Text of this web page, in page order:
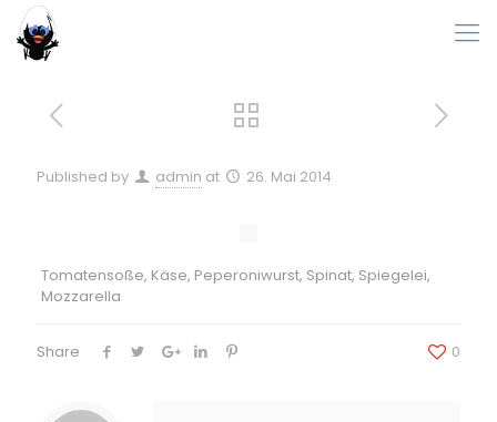
Published by admin at 26. Mai 2014
Tomatensoße, Käse, Peperoniwurst, Spinat, Spiegelei,
Mozzarella
Share 0